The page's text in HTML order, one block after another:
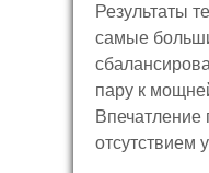
Результаты
самые
пару к
Впечатление
отсутствием